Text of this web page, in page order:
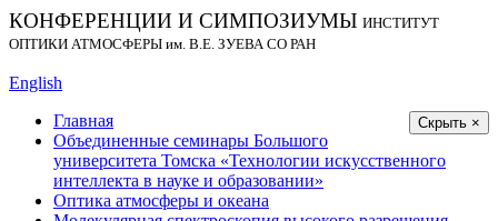
КОНФЕРЕНЦИИ И СИМПОЗИУМЫ ИНСТИТУТ
ОПТИКИ АТМОСФЕРЫ им. В.Е. ЗУЕВА СО РАН
English
Скрыть ×
Главная
Объединенные семинары Большого
университета Томска «Технологии искусственного
интеллекта в науке и образовании»
Оптика атмосферы и океана